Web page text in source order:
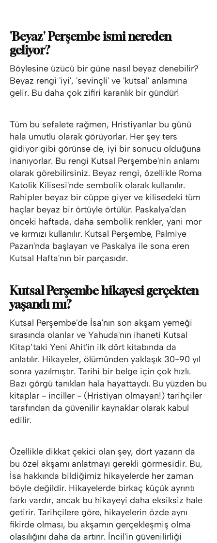
'Beyaz' Perşembe ismi nereden
geliyor?
Böylesine üzücü bir güne nasıl beyaz denebilir?
Beyaz rengi 'iyi', 'sevinçli' ve 'kutsal' anlamına
gelir. Bu daha çok zifiri karanlık bir gündür!
Tüm bu sefalete rağmen, Hristiyanlar bu günü
hala umutlu olarak görüyorlar. Her şey ters
gidiyor gibi görünse de, iyi bir sonucu olduğuna
inanıyorlar. Bu rengi Kutsal Perşembe'nin anlamı
olarak görebilirsiniz. Beyaz rengi, özellikle Roma
Katolik Kilisesi'nde sembolik olarak kullanılır.
Rahipler beyaz bir cüppe giyer ve kilisedeki tüm
haçlar beyaz bir örtüyle örtülür. Paskalya'dan
önceki haftada, daha sembolik renkler, yani mor
ve kırmızı kullanılır. Kutsal Perşembe, Palmiye
Pazarı'nda başlayan ve Paskalya ile sona eren
Kutsal Hafta'nın bir parçasıdır.
Kutsal Perşembe hikayesi gerçekten
yaşandı mı?
Kutsal Perşembe'de İsa'nın son akşam yemeği
sırasında olanlar ve Yahuda'nın ihaneti Kutsal
Kitap’taki Yeni Ahit'in ilk dört kitabında da
anlatılır. Hikayeler, ölümünden yaklaşık 30-90 yıl
sonra yazılmıştır. Tarihi bir belge için çok hızlı.
Bazı görgü tanıkları hala hayattaydı. Bu yüzden bu
kitaplar - inciller - (Hristiyan olmayan!) tarihçiler
tarafından da güvenilir kaynaklar olarak kabul
edilir.
Özellikle dikkat çekici olan şey, dört yazarın da
bu özel akşamı anlatmayı gerekli görmesidir. Bu,
İsa hakkında bildiğimiz hikayelerde her zaman
böyle değildir. Hikayelerde birkaç küçük ayrıntı
farkı vardır, ancak bu hikayeyi daha eksiksiz hale
getirir. Tarihçilere göre, hikayelerin özde aynı
fikirde olması, bu akşamın gerçekleşmiş olma
olasılığını daha da artırır. İncil'in güvenilirliği